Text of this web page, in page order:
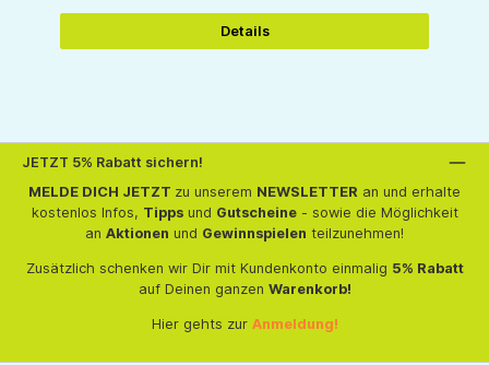
Details
JETZT 5% Rabatt sichern!
MELDE DICH JETZT zu unserem NEWSLETTER an und erhalte
kostenlos Infos, Tippsund Gutscheine- sowie die Möglichkeit
an Aktionen und Gewinnspielen teilzunehmen!
Zusätzlich schenken wir Dir mit Kundenkonto einmalig 5% Rabatt
auf Deinen ganzen Warenkorb!
Hier gehts zur Anmeldung!